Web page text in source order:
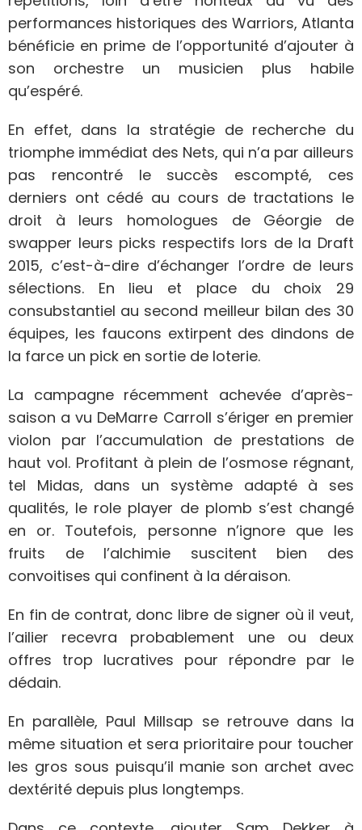
performances historiques des Warriors, Atlanta
bénéficie en prime de l’opportunité d’ajouter à
son orchestre un musicien plus habile
qu’espéré.
En effet, dans la stratégie de recherche du
triomphe immédiat des Nets, qui n’a par ailleurs
pas rencontré le succès escompté, ces
derniers ont cédé au cours de tractations le
droit à leurs homologues de Géorgie de
swapper leurs picks respectifs lors de la Draft
2015, c’est-à-dire d’échanger l’ordre de leurs
sélections. En lieu et place du choix 29
consubstantiel au second meilleur bilan des 30
équipes, les faucons extirpent des dindons de
la farce un pick en sortie de loterie.
La campagne récemment achevée d’après-
saison a vu DeMarre Carroll s’ériger en premier
violon par l’accumulation de prestations de
haut vol. Profitant à plein de l’osmose régnant,
tel Midas, dans un système adapté à ses
qualités, le role player de plomb s’est changé
en or. Toutefois, personne n’ignore que les
fruits de l’alchimie suscitent bien des
convoitises qui confinent à la déraison.
En fin de contrat, donc libre de signer où il veut,
l’ailier recevra probablement une ou deux
offres trop lucratives pour répondre par le
dédain.
En parallèle, Paul Millsap se retrouve dans la
même situation et sera prioritaire pour toucher
les gros sous puisqu’il manie son archet avec
dextérité depuis plus longtemps.